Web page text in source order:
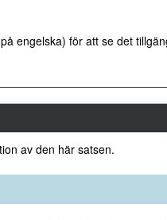
engelska) för att se det
av den här satsen.